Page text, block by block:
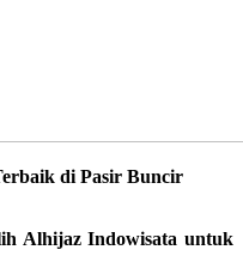
di Pasir Buncir
Alhijaz Indowisata untuk